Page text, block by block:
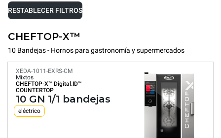
RESTABLECER FILTROS
CHEFTOP-X™
10 Bandejas - Hornos para gastronomía y supermercados
XEDA-1011-EXRS-CM
Mixtos
CHEFTOP-X™ Digital.ID™
COUNTERTOP
10 GN 1/1 bandejas
eléctrico